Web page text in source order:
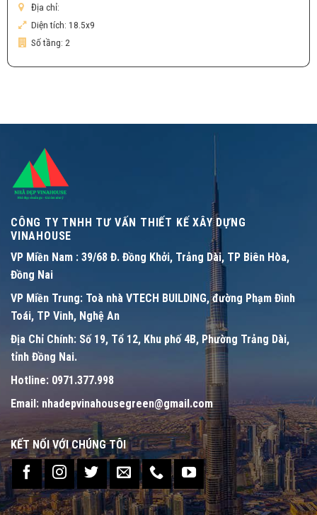
Địa chỉ:
Diện tích: 18.5x9
Số tầng: 2
CÔNG TY TNHH TƯ VẤN THIẾT KẾ XÂY DỰNG
VINAHOUSE
VP Miền Nam : 39/68 Đ. Đồng Khởi, Trảng Dài, TP Biên Hòa,
Đồng Nai
VP Miền Trung: Toà nhà VTECH BUILDING, đường Phạm Đình
Toái, TP Vinh, Nghệ An
Địa Chỉ Chính: Số 19, Tổ 12, Khu phố 4B, Phường Trảng Dài,
tỉnh Đồng Nai.
Hotline: 0971.377.998
Email: nhadepvinahousegreen@gmail.com
KẾT NỐI VỚI CHÚNG TÔI